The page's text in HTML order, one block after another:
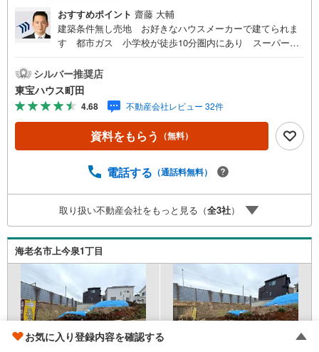
おすすめポイント 齋藤 大輔
建築条件無し売地 お好きなハウスメーカーで建てられま
す 都市ガス 小学校が徒歩10分圏内にあり スーパー・
客様一人一人を知り、理解することから始めます。お客様
のお話をきちんとお聞きし、しっかり話し合う「心」のコ
ミュニケーションが大切になります。だからこそ、それぞ
れのお客様にベストな「住まい」をご提案をすることがで
きるのです。インターネット予約で当日見学が可能！（1）
［室内・現地を見学する］をクリック（2）本日～4日以内
ください！【主要不動産流通各社の2025年度中間期の売買
新報よりたくさんのお客様からのお言葉に感謝してこれか
らも楽しく素敵なお家探しをお約束します。お家探しを始
めてみようと思われたらまずは、お気軽に東宝ハウス町田
に相談してみませんか？スタッフ一同お客様のお問合せを
お待ちしております。
シルバー推奨店
東宝ハウス町田
4.68 不動産会社レビュー 32件
資料をもらう （無料）
電話する （通話料無料）
取り扱い不動産会社をもっと見る（全3社）
海老名市上今泉1丁目
お気に入り登録内容を確認する